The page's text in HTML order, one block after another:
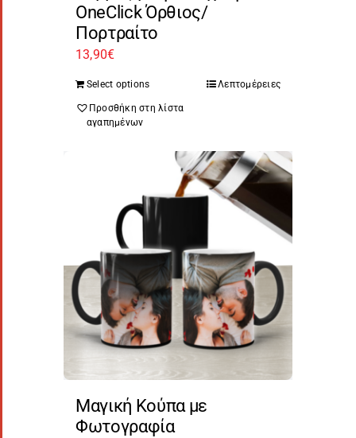
OneClick Όρθιος/
Πορτραίτο
13,90€
Select options Λεπτομέρειες
Προσθήκη στη λίστα
αγαπημένων
Μαγική Κούπα με
Φωτογραφία